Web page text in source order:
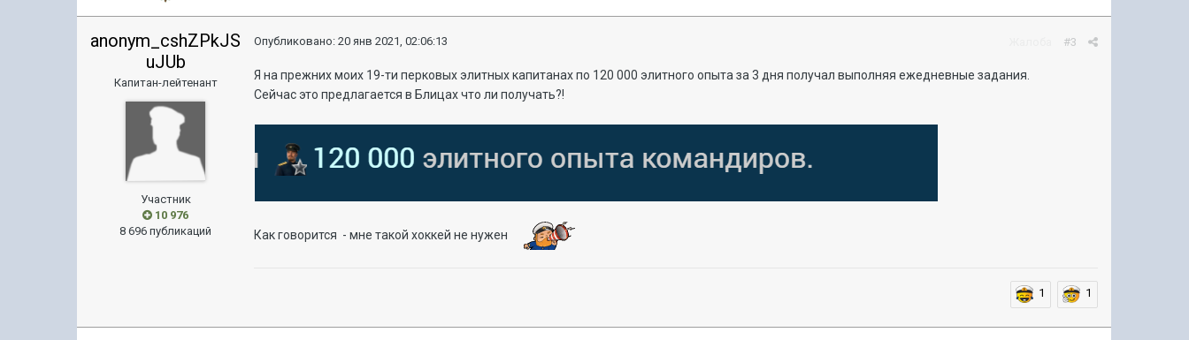
anonym_cshZPkJS
uJUb
Капитан-лейтенант
Участник
10 976
8 696 публикаций
#3
Опубликовано:20 янв 2021, 02:06:13
Я на прежних моих 19-ти перковых элитных капитанах по 120 000 элитного опыта за 3 дня получал выполняя ежедневные задания.
Сейчас это предлагается в Блицах что ли получать?!
Как говорится - мне такой хоккей не нужен
1 1